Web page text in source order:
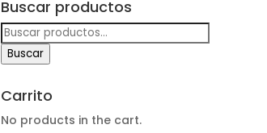
Buscar productos
Buscar
por:
Buscar
Carrito
No products in the cart.